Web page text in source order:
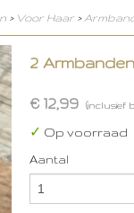
> Voor Haar >
2
€ 12,99 (inclusief
✓ Op voorraad
Aantal